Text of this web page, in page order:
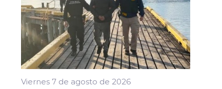
Viernes 7 de agosto de 2026